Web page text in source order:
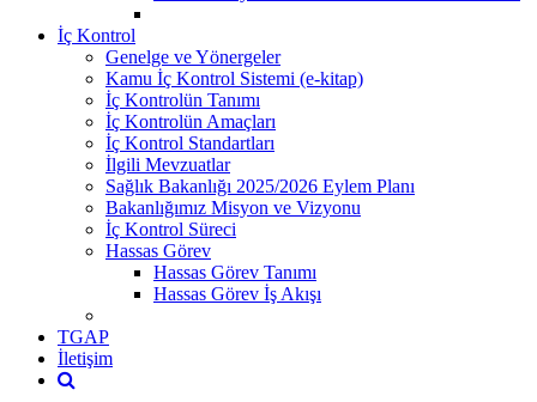
İç Kontrol
Genelge ve Yönergeler
Kamu İç Kontrol Sistemi (e-kitap)
İç Kontrolün Tanımı
İç Kontrolün Amaçları
İç Kontrol Standartları
İlgili Mevzuatlar
Sağlık Bakanlığı 2025/2026 Eylem Planı
Bakanlığımız Misyon ve Vizyonu
İç Kontrol Süreci
Hassas Görev
Hassas Görev Tanımı
Hassas Görev İş Akışı
TGAP
İletişim